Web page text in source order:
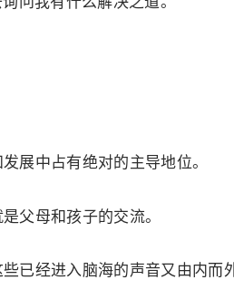
展中占有绝对的主导地位。
父母和孩子的交流。
已经进入脑海的声音又由内而